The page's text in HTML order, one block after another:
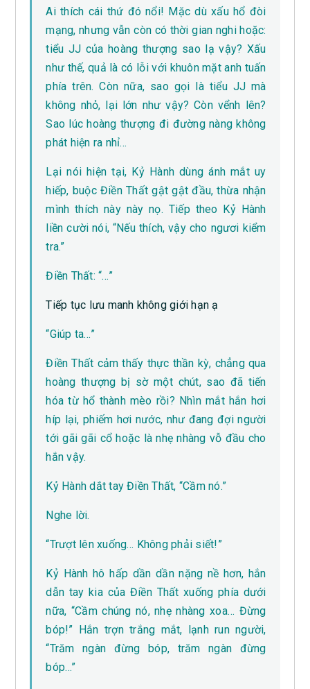
Ai thích cái thứ đó nổi! Mặc dù xấu hổ đòi
mạng, nhưng vẫn còn có thời gian nghi hoặc:
tiểu JJ của hoàng thượng sao lạ vậy? Xấu
như thế, quả là có lỗi với khuôn mặt anh tuấn
phía trên. Còn nữa, sao gọi là tiểu JJ mà
không nhỏ, lại lớn như vậy? Còn vểnh lên?
Sao lúc hoàng thượng đi đường nàng không
phát hiện ra nhỉ…
Lại nói hiện tại, Kỷ Hành dùng ánh mắt uy
hiếp, buộc Điền Thất gật gật đầu, thừa nhận
mình thích này này nọ. Tiếp theo Kỷ Hành
liền cười nói, “Nếu thích, vậy cho ngươi kiểm
tra.”
Điền Thất: “…”
Tiếp tục lưu manh không giới hạn ạ
“Giúp ta…”
Điền Thất cảm thấy thực thần kỳ, chẳng qua
hoàng thượng bị sờ một chút, sao đã tiến
hóa từ hổ thành mèo rồi? Nhìn mắt hắn hơi
híp lại, phiếm hơi nước, như đang đợi người
tới gãi gãi cổ hoặc là nhẹ nhàng vỗ đầu cho
hắn vậy.
Kỷ Hành dắt tay Điền Thất, “Cầm nó.”
Nghe lời.
“Trượt lên xuống… Không phải siết!”
Kỷ Hành hô hấp dần dần nặng nề hơn, hắn
dẫn tay kia của Điền Thất xuống phía dưới
nữa, “Cầm chúng nó, nhẹ nhàng xoa… Đừng
bóp!” Hắn trợn trắng mắt, lạnh run người,
“Trăm ngàn đừng bóp, trăm ngàn đừng
bóp…”